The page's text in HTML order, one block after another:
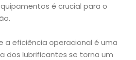
é crucial para o
a eficiência operacional é uma
dos lubrificantes se torna um